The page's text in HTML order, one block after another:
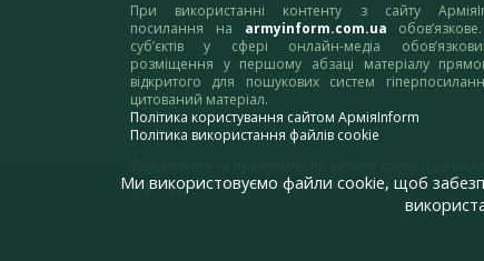
При використанні контенту з сайту
посилання на armyinform.com.ua
суб’єктів у сфері онлайн-медіа
розміщення у першому абзаці матеріалу
відкритого для пошукових систем
цитований матеріал.
Політика користування сайтом АрміяInform
Політика використання файлів cookie
адресу:webmaster@armyinform.com.ua
Ми використовуємо файли cookie, щоб